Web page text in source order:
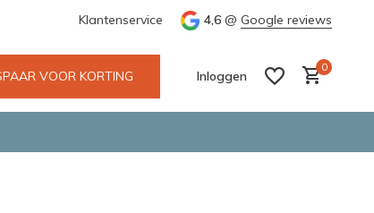
snelle bezorging door o.a. Fietskoerier en GLS. Wij
Klantenservice 4,6 @ Google reviews
VOOR KORTING Inloggen
0